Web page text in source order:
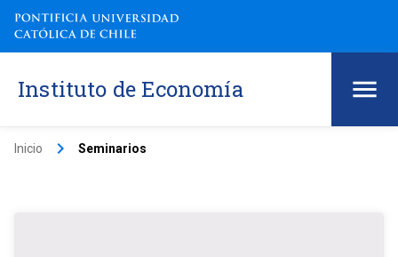
Instituto de Economía
Inicio keyboard_arrow_right Seminarios